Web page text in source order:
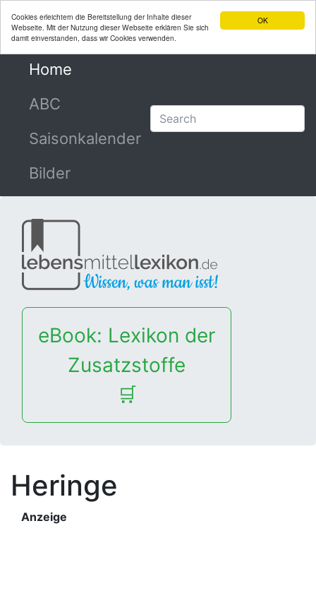
OK
Cookies erleichtern die Bereitstellung der Inhalte dieser
Webseite. Mit der Nutzung dieser Webseite erklären Sie sich
damit einverstanden, dass wir Cookies verwenden.
Home
ABC
Saisonkalender
Bilder
eBook: Lexikon der
Zusatzstoffe
🛒
Heringe
Anzeige